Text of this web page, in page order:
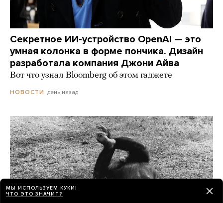
Секретное ИИ-устройство OpenAI — это
умная колонка в форме пончика. Дизайн
разработала компания Джони Айва
Вот что узнал Bloomberg об этом гаджете
НОВОСТИ день назад
МЫ ИСПОЛЬЗУЕМ КУКИ!
ЧТО ЭТО ЗНАЧИТ?